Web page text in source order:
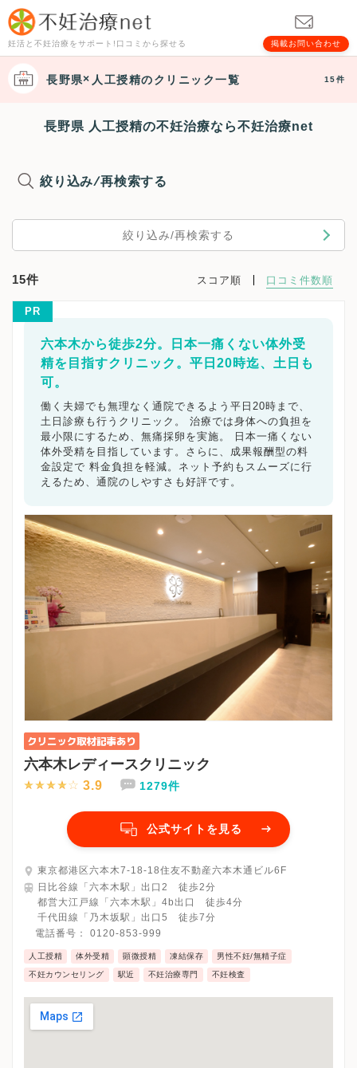
妊活と不妊治療をサポート!口コミから探せる 掲載お問い合わせ
長野県 人工授精のクリニック一覧 15件
長野県 人工授精の不妊治療なら不妊治療net
絞り込み/再検索する
絞り込み/再検索する
15件 スコア順 口コミ件数順
PR
六本木から徒歩2分。日本一痛くない体外受
精を目指すクリニック。平日20時迄、土日も
可。
働く夫婦でも無理なく通院できるよう平日20時まで、
土日診療も行うクリニック。 治療では身体への負担を
最小限にするため、無痛採卵を実施。 日本一痛くない
体外受精を目指しています。さらに、成果報酬型の料
金設定で 料金負担を軽減。ネット予約もスムーズに行
えるため、通院のしやすさも好評です。
六本木レディースクリニック
3.9 1279件
公式サイトを見る
東京都港区六本木7-18-18住友不動産六本木通ビル6F
日比谷線「六本木駅」出口2 徒歩2分
都営大江戸線「六本木駅」4b出口 徒歩4分
千代田線「乃木坂駅」出口5 徒歩7分
電話番号： 0120-853-999
人工授精 体外受精 顕微授精 凍結保存 男性不妊/無精子症
不妊カウンセリング 駅近 不妊治療専門 不妊検査